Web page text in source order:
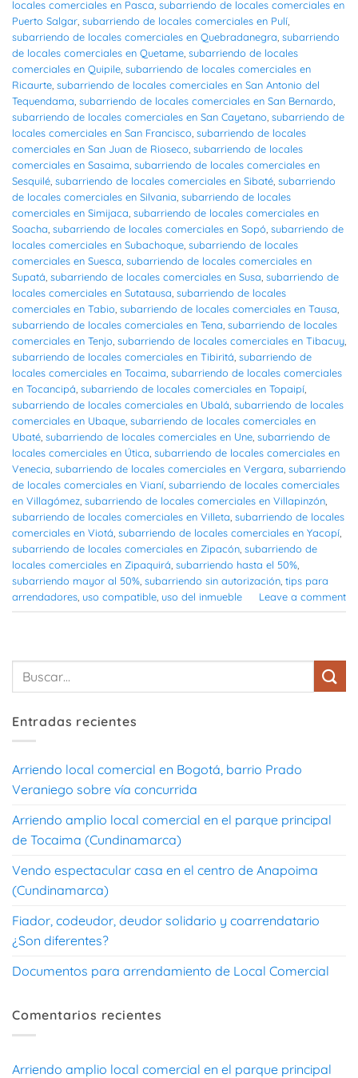
locales comerciales en Pasca subarriendo de locales comerciales en
Puerto Salgar subarriendo de locales comerciales en Pulí
subarriendo de locales comerciales en Quebradanegra subarriendo
de locales comerciales en Quetame subarriendo de locales
comerciales en Quipile subarriendo de locales comerciales en
Ricaurte subarriendo de locales comerciales en San Antonio del
Tequendama subarriendo de locales comerciales en San Bernardo
subarriendo de locales comerciales en San Cayetano subarriendo de
locales comerciales en San Francisco subarriendo de locales
comerciales en San Juan de Rioseco subarriendo de locales
comerciales en Sasaima subarriendo de locales comerciales en
Sesquilé subarriendo de locales comerciales en Sibaté subarriendo
de locales comerciales en Silvania subarriendo de locales
comerciales en Simijaca subarriendo de locales comerciales en
Soacha subarriendo de locales comerciales en Sopó subarriendo de
locales comerciales en Subachoque subarriendo de locales
comerciales en Suesca subarriendo de locales comerciales en
Supatá subarriendo de locales comerciales en Susa subarriendo de
locales comerciales en Sutatausa subarriendo de locales
comerciales en Tabio subarriendo de locales comerciales en Tausa
subarriendo de locales comerciales en Tena subarriendo de locales
comerciales en Tenjo subarriendo de locales comerciales en Tibacuy
subarriendo de locales comerciales en Tibiritá subarriendo de
locales comerciales en Tocaima subarriendo de locales comerciales
en Tocancipá subarriendo de locales comerciales en Topaipí
subarriendo de locales comerciales en Ubalá subarriendo de locales
comerciales en Ubaque subarriendo de locales comerciales en
Ubaté subarriendo de locales comerciales en Une subarriendo de
locales comerciales en Útica subarriendo de locales comerciales en
Venecia subarriendo de locales comerciales en Vergara subarriendo
de locales comerciales en Vianí subarriendo de locales comerciales
en Villagómez subarriendo de locales comerciales en Villapinzón
subarriendo de locales comerciales en Villeta subarriendo de locales
comerciales en Viotá subarriendo de locales comerciales en Yacopí
subarriendo de locales comerciales en Zipacón subarriendo de
locales comerciales en Zipaquirá subarriendo hasta el 50%
subarriendo mayor al 50% subarriendo sin autorización tips para
arrendadores uso compatible uso del inmueble Leave a comment
Entradas recientes
Arriendo local comercial en Bogotá, barrio Prado
Veraniego sobre vía concurrida
Arriendo amplio local comercial en el parque principal
de Tocaima (Cundinamarca)
Vendo espectacular casa en el centro de Anapoima
(Cundinamarca)
Fiador, codeudor, deudor solidario y coarrendatario
¿Son diferentes?
Documentos para arrendamiento de Local Comercial
Comentarios recientes
Arriendo amplio local comercial en el parque principal